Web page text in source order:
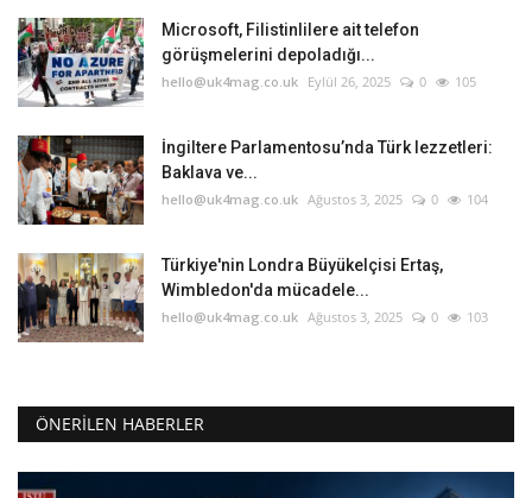
Microsoft, Filistinlilere ait telefon
görüşmelerini depoladığı...
hello@uk4mag.co.uk Eylül 26, 2025 0 105
İngiltere Parlamentosu’nda Türk lezzetleri:
Baklava ve...
hello@uk4mag.co.uk Ağustos 3, 2025 0 104
Türkiye'nin Londra Büyükelçisi Ertaş,
Wimbledon'da mücadele...
hello@uk4mag.co.uk Ağustos 3, 2025 0 103
ÖNERILEN HABERLER